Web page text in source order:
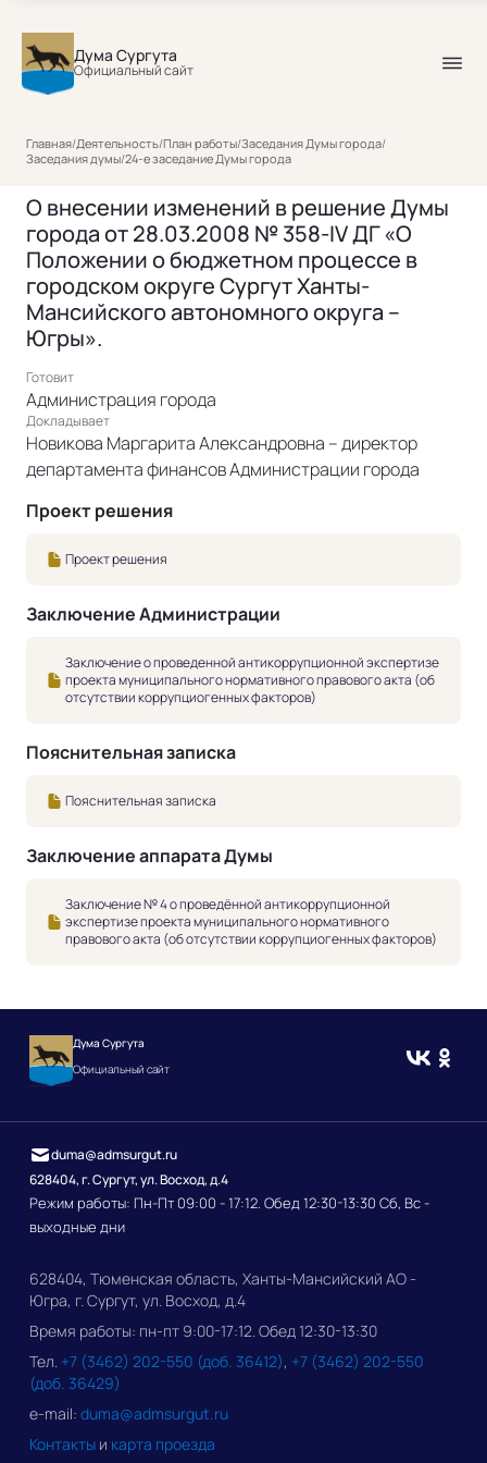
Дума Сургута
Официальный сайт
Главная/Деятельность/План работы/Заседания Думы города/
Заседания думы/24-е заседание Думы города
О внесении изменений в решение Думы
города от 28.03.2008 № 358-IV ДГ «О
Положении о бюджетном процессе в
городском округе Сургут Ханты-
Мансийского автономного округа –
Югры».
Готовит
Администрация города
Докладывает
Новикова Маргарита Александровна – директор
департамента финансов Администрации города
Проект решения
Проект решения
Заключение Администрации
Заключение о проведенной антикоррупционной экспертизе
проекта муниципального нормативного правового акта (об
отсутствии коррупциогенных факторов)
Пояснительная записка
Пояснительная записка
Заключение аппарата Думы
Заключение № 4 о проведённой антикоррупционной
экспертизе проекта муниципального нормативного
правового акта (об отсутствии коррупциогенных факторов)
Дума Сургута
Официальный сайт
628404, г. Сургут, ул. Восход, д.4
Режим работы: Пн-Пт 09:00 - 17:12. Обед 12:30-13:30 Сб, Вс -
выходные дни
duma@admsurgut.ru
628404, Тюменская область, Ханты-Мансийский АО -
Югра, г. Сургут, ул. Восход, д.4
Время работы: пн-пт 9:00-17:12. Обед 12:30-13:30
Тел. +7 (3462) 202-550 (доб. 36412), +7 (3462) 202-550
(доб. 36429)
e-mail: duma@admsurgut.ru
Контакты и карта проезда